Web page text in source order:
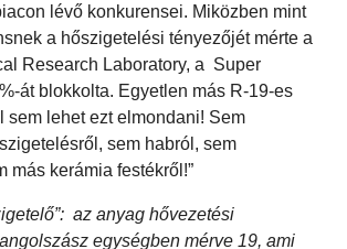
lévő konkurensei. Miközben mint
a hőszigetelési tényezőjét mérte a
Research Laboratory, a Super
át blokkolta. Egyetlen más R-19-es
sem lehet ezt elmondani! Sem
sem habról, sem
más kerámia festékről!”
az anyag hővezetési
egységben mérve 19, ami